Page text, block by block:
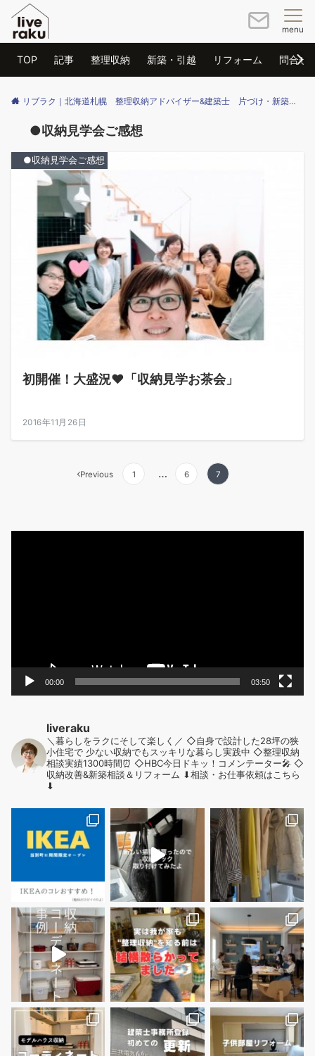
menu
TOP 記事 整理収納 新築・引越 リフォーム 問合せ
リブラク｜北海道札幌 整理収納アドバイザー&建築士 片づけ・新築・リフォームのご相談はリブラクまで
●収納見学会ご感想
●収納見学会ご感想
初開催！大盛況♥「収納見学お茶会」
2016年11月26日
Previous 1 … 6 7
00:00 03:50
liveraku
＼暮らしをラクにそして楽しく／ ◇自身で設計した28坪の狭
小住宅で 少ない収納でもスッキリな暮らし実践中 ◇整理収納
相談実績1300時間⏰ ◇HBC今日ドキッ！コメンテーター🎤 ◇
収納改善&新築相談＆リフォーム ⬇︎相談・お仕事依頼はこちら
⬇︎